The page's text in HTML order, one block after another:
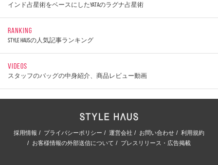
インド占星術をベースにしたYATAのラグナ占星術
RANKING
STYLE HAUSの人気記事ランキング
VIDEOS
スタッフのバッグの中身紹介、商品レビュー動画
採用情報 プライバシーポリシー 運営会社 お問い合わせ
利用規約
お客様情報の外部送信について
プレスリリース・広告掲載